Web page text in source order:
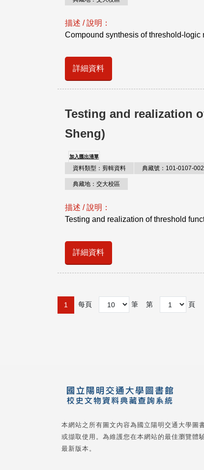
描述 / 說明：
Compound synthesis of threshold-logic
詳細資料
Testing and realization
Sheng)
加入匯出清單
資料類型：剪輯資料 典藏號：101-0107-
典藏地：交大校區
描述 / 說明：
Testing and realization of threshold
詳細資料
1 每頁 筆 第 頁
本網站之所有圖文內容為國立陽明交通大學圖
或擷取使用。為維護您在本網站的最佳瀏覽體
最新版本。